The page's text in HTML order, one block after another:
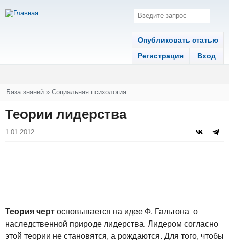
Опубликовать статью
Регистрация
Вход
Вы здесь
База знаний » Социальная психология
Теории лидерства
1.01.2012
Теория черт основывается на идее Ф. Гальтона о
наследственной природе лидерства. Лидером согласно
этой теории не становятся, а рождаются. Для того, чтобы